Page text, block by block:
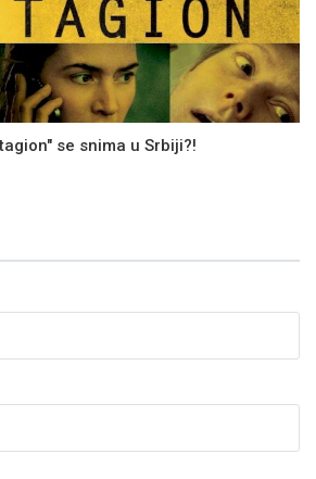
se snima u Srbiji?!